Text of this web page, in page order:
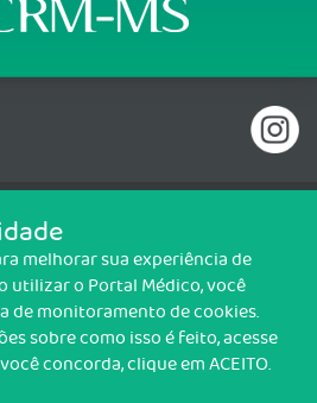
do Carmo, 305 Jd. Veraneio, Campo
direitos reservados.
melhorar sua experiência de
utilizar o Portal Médico, você
de monitoramento de cookies.
sobre como isso é feito, acesse
você concorda, clique em ACEITO.